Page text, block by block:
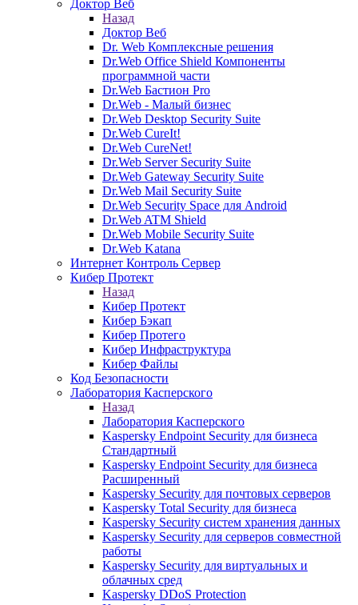
Доктор Веб
Назад
Доктор Веб
Dr. Web Комплексные решения
Dr.Web Office Shield Компоненты
программной части
Dr.Web Бастион Pro
Dr.Web - Малый бизнес
Dr.Web Desktop Security Suite
Dr.Web CureIt!
Dr.Web CureNet!
Dr.Web Server Security Suite
Dr.Web Gateway Security Suite
Dr.Web Mail Security Suite
Dr.Web Security Space для Android
Dr.Web ATM Shield
Dr.Web Mobile Security Suite
Dr.Web Katana
Интернет Контроль Сервер
Кибер Протект
Назад
Кибер Протект
Кибер Бэкап
Кибер Протего
Кибер Инфраструктура
Кибер Файлы
Код Безопасности
Лаборатория Касперского
Назад
Лаборатория Касперского
Kaspersky Endpoint Security для бизнеса
Стандартный
Kaspersky Endpoint Security для бизнеса
Расширенный
Kaspersky Security для почтовых серверов
Kaspersky Total Security для бизнеса
Kaspersky Security систем хранения данных
Kaspersky Security для серверов совместной
работы
Kaspersky Security для виртуальных и
облачных сред
Kaspersky DDoS Protection